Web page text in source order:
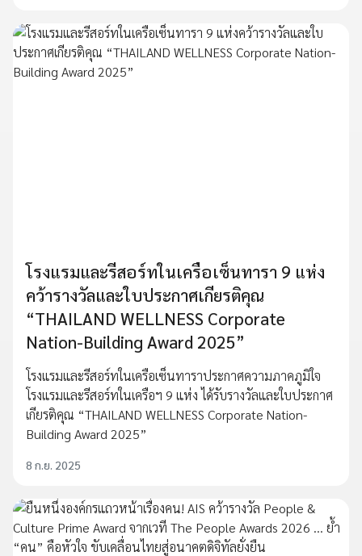
โรงแรมและรีสอร์ทในเครือเซ็นทารา 9 แห่ง
คว้ารางวัลและใบประกาศเกียรติคุณ
“THAILAND WELLNESS Corporate
Nation-Building Award 2025”
โรงแรมและรีสอร์ทในเครือเซ็นทาราประกาศความภาคภูมิใจ
โรงแรมและรีสอร์ทในเครือฯ 9 แห่ง ได้รับรางวัลและใบประกาศ
เกียรติคุณ “THAILAND WELLNESS Corporate Nation-
Building Award 2025”
8 ก.ย. 2025